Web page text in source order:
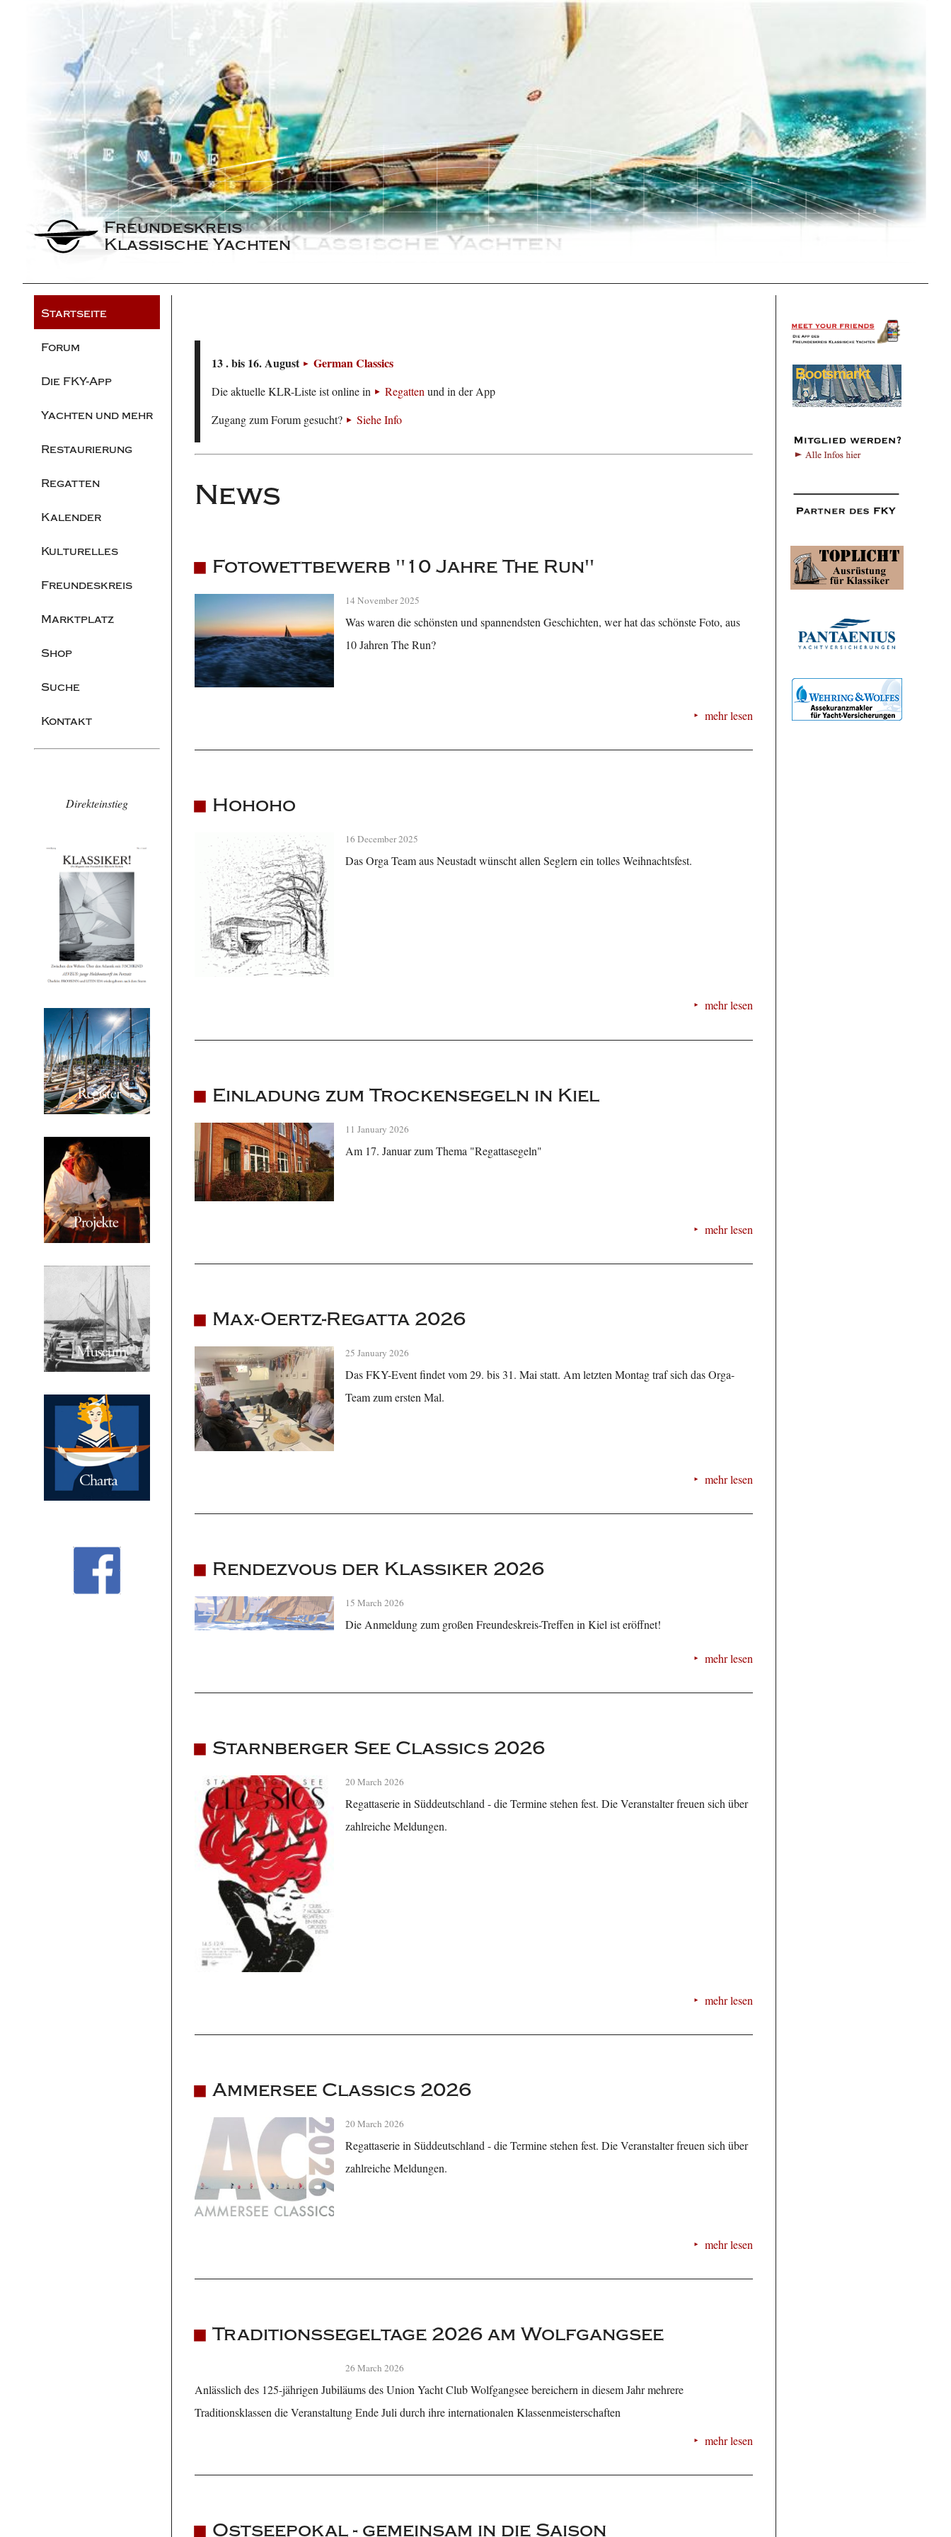
Freundeskreis
Klassische Yachten
Startseite
Forum
Die FKY-App
Yachten und mehr
Restaurierung
Regatten
Kalender
Kulturelles
Freundeskreis
Marktplatz
Shop
Suche
Kontakt
Direkteinstieg
13 . bis 16. August German Classics
Die aktuelle KLR-Liste ist online in Regattenund in der App
Zugang zum Forum gesucht?
Siehe Info
News
Fotowettbewerb "10 Jahre The Run"
14 November 2025
Was waren die schönsten und spannendsten Geschichten, wer hat das schönste Foto, aus
10 Jahren The Run?
mehr lesen
Hohoho
16 December 2025
Das Orga Team aus Neustadt wünscht allen Seglern ein tolles Weihnachtsfest.
mehr lesen
Einladung zum Trockensegeln in Kiel
11 January 2026
Am 17. Januar zum Thema "Regattasegeln"
mehr lesen
Max-Oertz-Regatta 2026
25 January 2026
Das FKY-Event findet vom 29. bis 31. Mai statt. Am letzten Montag traf sich das Orga-
Team zum ersten Mal.
mehr lesen
Rendezvous der Klassiker 2026
15 March 2026
Die Anmeldung zum großen Freundeskreis-Treffen in Kiel ist eröffnet!
mehr lesen
Starnberger See Classics 2026
20 March 2026
Regattaserie in Süddeutschland - die Termine stehen fest. Die Veranstalter freuen sich über
zahlreiche Meldungen.
mehr lesen
Ammersee Classics 2026
20 March 2026
Regattaserie in Süddeutschland - die Termine stehen fest. Die Veranstalter freuen sich über
zahlreiche Meldungen.
mehr lesen
Traditionssegeltage 2026 am Wolfgangsee
26 March 2026
Anlässlich des 125-jährigen Jubiläums des Union Yacht Club Wolfgangsee bereichern in diesem Jahr mehrere
Traditionsklassen die Veranstaltung Ende Juli durch ihre internationalen Klassenmeisterschaften
mehr lesen
Ostseepokal - gemeinsam in die Saison